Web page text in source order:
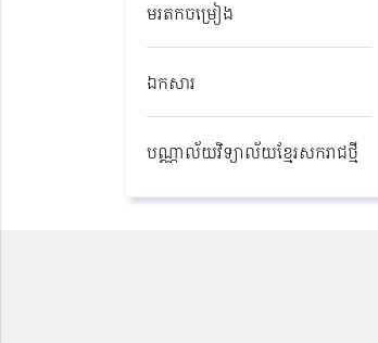
មរតកចម្រៀង
ឯកសារ
បណ្ណាល័យវិទ្យាល័យខ្មែរសករាជថ្មី​